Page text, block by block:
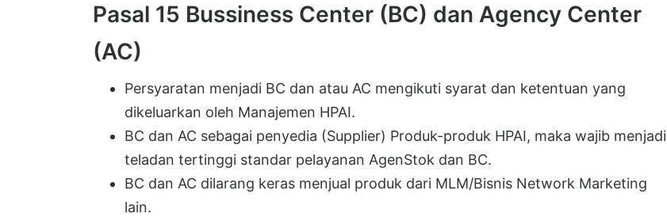
Pasal 15 Bussiness Center (BC) dan Agency Center
(AC)
Persyaratan menjadi BC dan atau AC mengikuti syarat dan ketentuan yang
dikeluarkan oleh Manajemen HPAI.
BC dan AC sebagai penyedia (Supplier) Produk-produk HPAI, maka wajib menjadi
teladan tertinggi standar pelayanan AgenStok dan BC.
BC dan AC dilarang keras menjual produk dari MLM/Bisnis Network Marketing
lain.